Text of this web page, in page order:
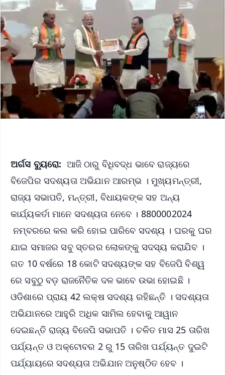
ଅର୍ଗସ ବ୍ୟୁରୋ: ଆଜି ଠାରୁ ବିଧିବଦ୍ଧ ଭାବେ ରାଜ୍ୟରେ
ବିଜେପିର ସଦଶ୍ୟତା ଅଭିଯାନ ଆରମ୍ଭ । ମୁଖ୍ୟମନ୍ତ୍ରୀ,
ରାଜ୍ୟ ସଭାପତି, ମନ୍ତ୍ରୀ, ବିଧାୟକଙ୍କ ସହ ଅନ୍ୟ
କାର୍ଯ୍ୟକର୍ତା ମାନେ ସଦଶ୍ୟତା ନେବେ । 8800002024
ନମ୍ବରରେ କଲ କରି ହୋଇ ପାରିବେ ସଦଶ୍ୟ । ଘରକୁ ଘର
ଯାଇ ସମାଜର ସବୁ ସ୍ତରର ଲୋକଙ୍କୁ ସଦସ୍ୟ କରାଯିବ ।
ଗତ 10 ବର୍ଷରେ 18 କୋଟି ସଦଶ୍ୟଙ୍କ ସହ ବିଜେପି ବିଶ୍ୱ
ରେ ସବୁଠୁ ବଡ଼ ରାଜନୈତିକ ଦଳ ଭାବେ ଉଭା ହୋଇଛି ।
ଓଡିଶାରେ ପ୍ରାୟ 42 ଲକ୍ଷ ସଦଶ୍ୟ ରହିଛନ୍ତି । ସଦଶ୍ୟତା
ଅଭିଯାନରେ ଆହୁରି ଅଧିକ ସାମିଲ ହେବାକୁ ଆୱାନ
ଦେଇଛନ୍ତି ରାଜ୍ୟ ବିଜେପି ସଭାପତି । ଚଳିତ ମାସ 25 ତାରିଖ
ପର୍ଯ୍ୟନ୍ତ ଓ ଅକ୍ଟୋବର 2 ରୁ 15 ତାରିଖ ପର୍ଯ୍ୟନ୍ତ ଦୁଇଟି
ପର୍ଯ୍ୟାୟରେ ସଦଶ୍ୟତା ଅଭିଯାନ ଅନୁଷ୍ଠିତ ହେବ ।